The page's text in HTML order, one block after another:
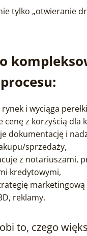
tylko „otwieranie
i wyciąga
cenę z korzyścią dla
dokumentację i
sprzedaży,
z notariuszami,
kredytowymi,
marketingową
reklamy.
to, czego